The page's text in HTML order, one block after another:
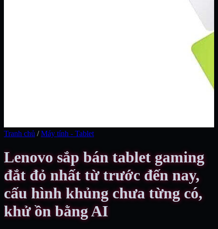
Tranh chủ / Máy tính - Tablet
Lenovo sắp bán tablet gaming
đắt đỏ nhất từ trước đến nay,
cấu hình khủng chưa từng có,
khử ồn bằng AI